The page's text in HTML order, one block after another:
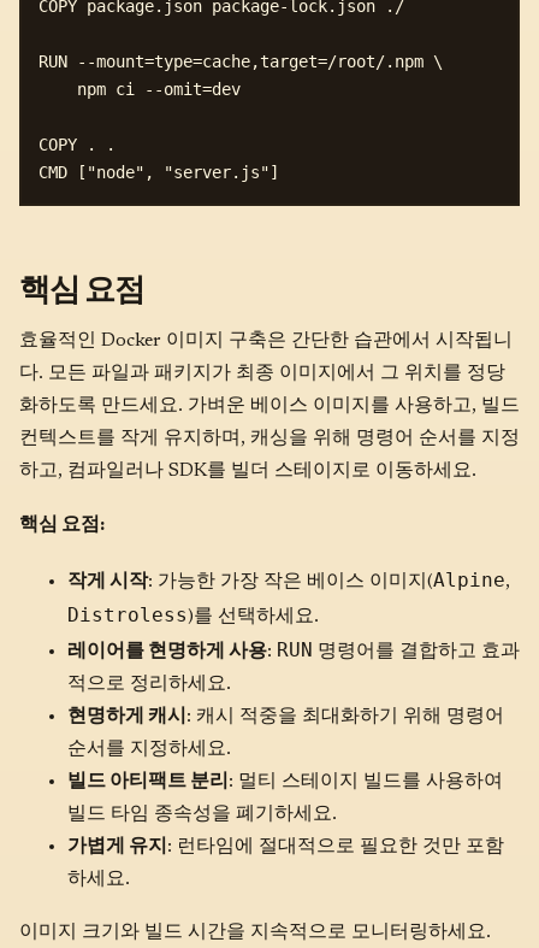
COPY package.json package-lock.json ./
RUN --mount=type=cache,target=/root/.npm \
    npm ci --omit=dev
COPY . .
핵심 요점
효율적인 Docker 이미지 구축은 간단한 습관에서 시작됩니
다. 모든 파일과 패키지가 최종 이미지에서 그 위치를 정당
화하도록 만드세요. 가벼운 베이스 이미지를 사용하고, 빌드
컨텍스트를 작게 유지하며, 캐싱을 위해 명령어 순서를 지정
하고, 컴파일러나 SDK를 빌더 스테이지로 이동하세요.
핵심 요점:
작게 시작: 가능한 가장 작은 베이스 이미지(Alpine,
Distroless)를 선택하세요.
레이어를 현명하게 사용: RUN 명령어를 결합하고 효과
적으로 정리하세요.
현명하게 캐시 : 캐시 적중을 최대화하기 위해 명령어
순서를 지정하세요.
빌드 아티팩트 분리 : 멀티 스테이지 빌드를 사용하여
빌드 타임 종속성을 폐기하세요.
가볍게 유지 : 런타임에 절대적으로 필요한 것만 포함
하세요.
이미지 크기와 빌드 시간을 지속적으로 모니터링하세요.